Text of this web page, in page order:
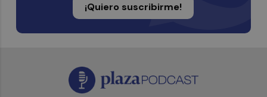
¡Quiero suscribirme!